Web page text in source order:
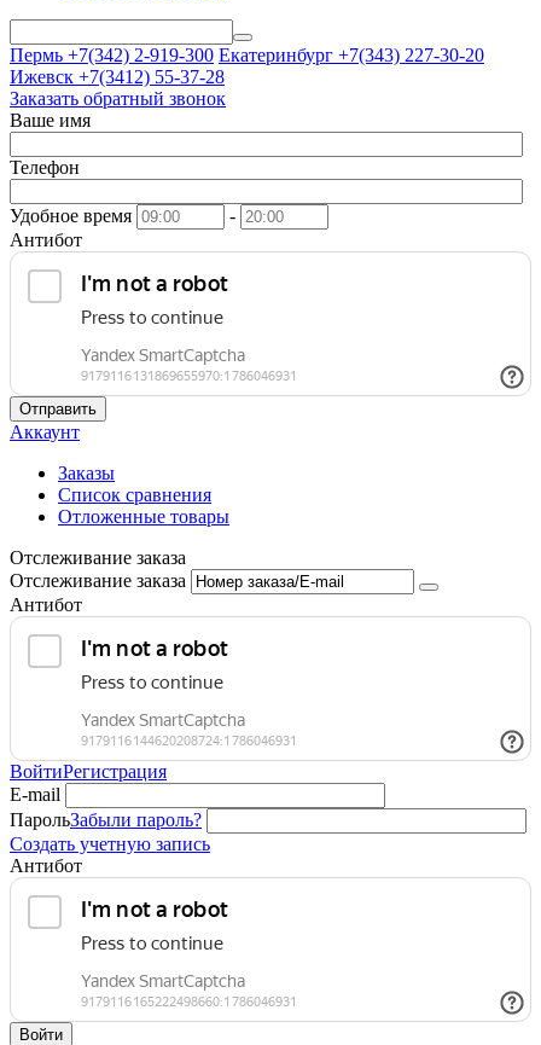
Пермь +7(342) 2-919-300 Екатеринбург +7(343) 227-30-20
Ижевск +7(3412) 55-37-28
Заказать обратный звонок
Ваше имя
Телефон
Удобное время
-
Антибот
Отправить
Аккаунт
Заказы
Список сравнения
Отложенные товары
Отслеживание заказа
Отслеживание заказа
Антибот
ВойтиРегистрация
E-mail
ПарольЗабыли пароль?
Создать учетную запись
Антибот
Войти